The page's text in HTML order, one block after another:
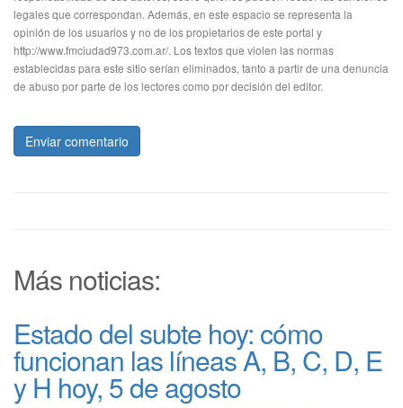
legales que correspondan. Además, en este espacio se representa la
opinión de los usuarios y no de los propietarios de este portal y
http://www.fmciudad973.com.ar/. Los textos que violen las normas
establecidas para este sitio serían eliminados, tanto a partir de una denuncia
de abuso por parte de los lectores como por decisión del editor.
Enviar comentario
Más noticias:
Estado del subte hoy: cómo
funcionan las líneas A, B, C, D, E
y H hoy, 5 de agosto